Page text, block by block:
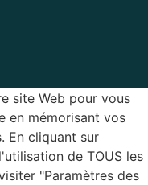
site Web pour vous
en mémorisant vos
En cliquant sur
de TOUS les
"Paramètres des